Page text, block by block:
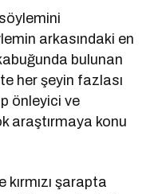
söylemini
arkasındaki en
bulunan
her şeyin fazlası
önleyici ve
araştırmaya konu
şarapta